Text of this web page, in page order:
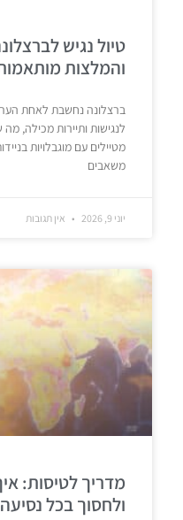
טיול נגיש
והמלצות מותאמות
ברצלונה נחשבת לאחת הערים
לנגישות ותיירות מכילה, מה
מטיילים עם מוגבלויות
משאבים
אין תגובות
מדריך לטיסות:
ולחסוך בכל נסיעה